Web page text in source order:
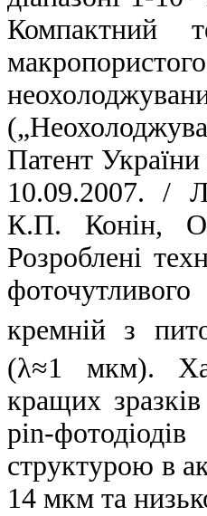
Компактний
Патент
10.09.2007. /
К.П. Конін,
Розроблені
кремній з
(λ≈1 мкм).
кращих
pin-
структурою в
14 мкм та